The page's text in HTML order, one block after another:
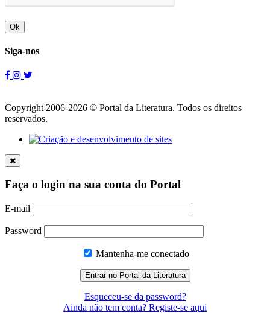
Ok
Siga-nos
Copyright 2006-2026 © Portal da Literatura. Todos os direitos
reservados.
Faça o login na sua conta do Portal
E-mail
Password
Mantenha-me conectado
Esqueceu-se da password?
Ainda não tem conta? Registe-se aqui